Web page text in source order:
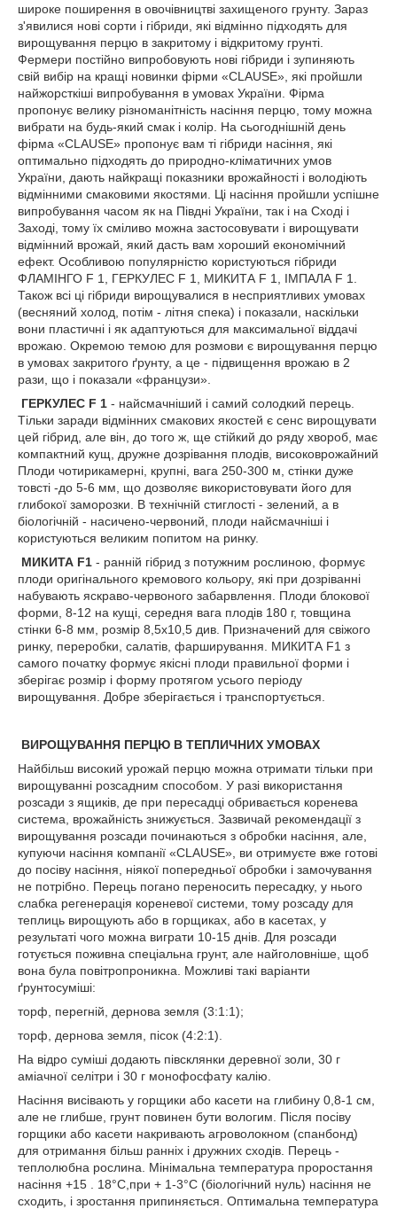
широке поширення в овочівництві захищеного грунту. Зараз
з'явилися нові сорти і гібриди, які відмінно підходять для
вирощування перцю в закритому і відкритому грунті.
Фермери постійно випробовують нові гібриди і зупиняють
свій вибір на кращі новинки фірми «CLAUSE», які пройшли
найжорсткіші випробування в умовах України. Фірма
пропонує велику різноманітність насіння перцю, тому можна
вибрати на будь-який смак і колір. На сьогоднішній день
фірма «CLAUSE» пропонує вам ті гібриди насіння, які
оптимально підходять до природно-кліматичних умов
України, дають найкращі показники врожайності і володіють
відмінними смаковими якостями. Ці насіння пройшли успішне
випробування часом як на Півдні України, так і на Сході і
Заході, тому їх сміливо можна застосовувати і вирощувати
відмінний врожай, який дасть вам хороший економічний
ефект. Особливою популярністю користуються гібриди
ФЛАМІНГО F 1, ГЕРКУЛЕС F 1, МИКИТА F 1, ІМПАЛА F 1.
Також всі ці гібриди вирощувалися в несприятливих умовах
(весняний холод, потім - літня спека) і показали, наскільки
вони пластичні і як адаптуються для максимальної віддачі
врожаю. Окремою темою для розмови є вирощування перцю
в умовах закритого ґрунту, а це - підвищення врожаю в 2
рази, що і показали «французи».
ГЕРКУЛЕС F 1 - найсмачніший і самий солодкий перець.
Тільки заради відмінних смакових якостей є сенс вирощувати
цей гібрид, але він, до того ж, ще стійкий до ряду хвороб, має
компактний кущ, дружне дозрівання плодів, високоврожайний
Плоди чотирикамерні, крупні, вага 250-300 м, стінки дуже
товсті -до 5-6 мм, що дозволяє використовувати його для
глибокої заморозки. В технічній стиглості - зелений, а в
біологічній - насичено-червоний, плоди найсмачніші і
користуються великим попитом на ринку.
МИКИТА F1 - ранній гібрид з потужним рослиною, формує
плоди оригінального кремового кольору, які при дозріванні
набувають яскраво-червоного забарвлення. Плоди блокової
форми, 8-12 на кущі, середня вага плодів 180 г, товщина
стінки 6-8 мм, розмір 8,5x10,5 див. Призначений для свіжого
ринку, переробки, салатів, фарширування. МИКИТА F1 з
самого початку формує якісні плоди правильної форми і
зберігає розмір і форму протягом усього періоду
вирощування. Добре зберігається і транспортується.
ВИРОЩУВАННЯ ПЕРЦЮ В ТЕПЛИЧНИХ УМОВАХ
Найбільш високий урожай перцю можна отримати тільки при
вирощуванні розсадним способом. У разі використання
розсади з ящиків, де при пересадці обривається коренева
система, врожайність знижується. Зазвичай рекомендації з
вирощування розсади починаються з обробки насіння, але,
купуючи насіння компанії «CLAUSE», ви отримуєте вже готові
до посіву насіння, ніякої попередньої обробки і замочування
не потрібно. Перець погано переносить пересадку, у нього
слабка регенерація кореневої системи, тому розсаду для
теплиць вирощують або в горщиках, або в касетах, у
результаті чого можна виграти 10-15 днів. Для розсади
готується поживна спеціальна грунт, але найголовніше, щоб
вона була повітропроникна. Можливі такі варіанти
ґрунтосуміші:
торф, перегній, дернова земля (3:1:1);
торф, дернова земля, пісок (4:2:1).
На відро суміші додають півсклянки деревної золи, 30 г
аміачної селітри і 30 г монофосфату калію.
Насіння висівають у горщики або касети на глибину 0,8-1 см,
але не глибше, грунт повинен бути вологим. Після посіву
горщики або касети накривають агроволокном (спанбонд)
для отримання більш ранніх і дружних сходів. Перець -
теплолюбна рослина. Мінімальна температура проростання
насіння +15 . 18°С,при + 1-3°С (біологічний нуль) насіння не
сходить, і зростання припиняється. Оптимальна температура